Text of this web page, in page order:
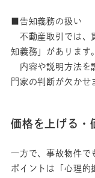
■告知義務の扱い
不動産取引では、
知義務」があります
内容や説明方法を
門家の判断が欠かせ
価格を上げる・
一方で、事故物件で
ポイントは「心理的